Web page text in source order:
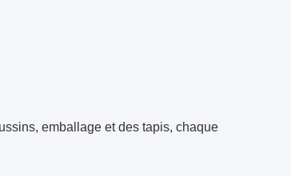
emballage et des tapis, chaque